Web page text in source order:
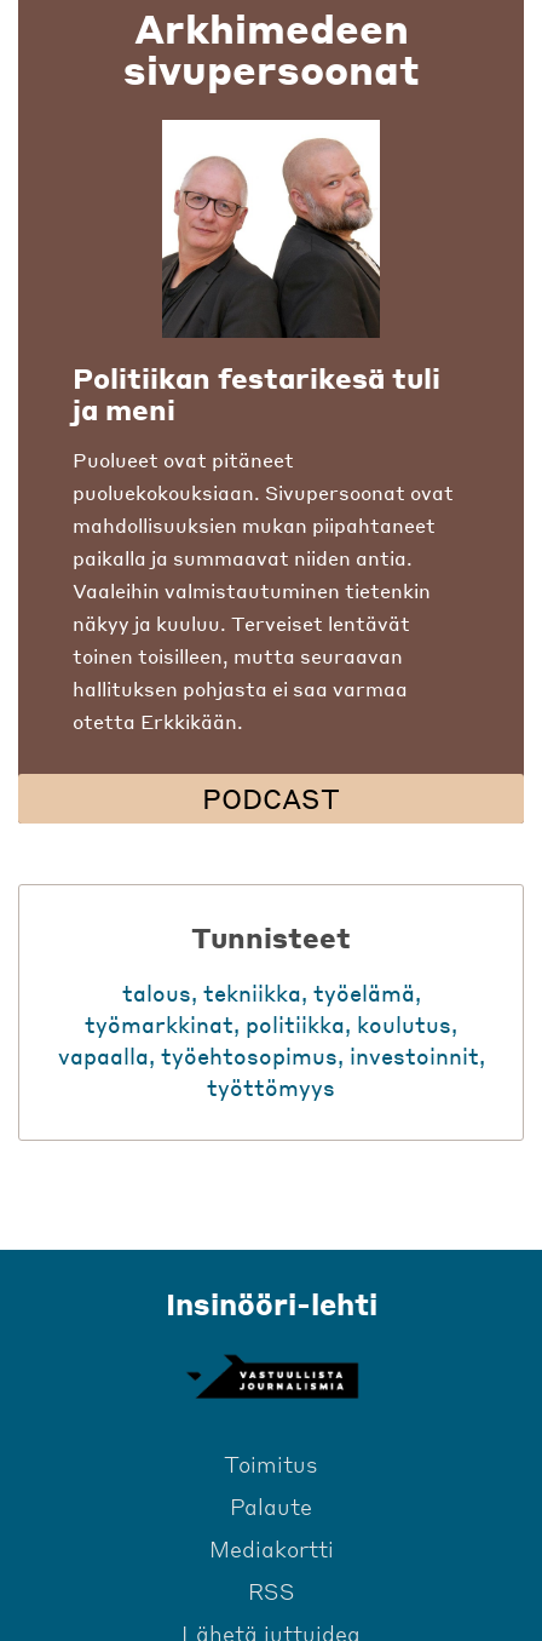
Arkhimedeen
sivupersoonat
Politiikan festarikesä tuli
ja meni
Puolueet ovat pitäneet
puoluekokouksiaan. Sivupersoonat ovat
mahdollisuuksien mukan piipahtaneet
paikalla ja summaavat niiden antia.
Vaaleihin valmistautuminen tietenkin
näkyy ja kuuluu. Terveiset lentävät
toinen toisilleen, mutta seuraavan
hallituksen pohjasta ei saa varmaa
otetta Erkkikään.
PODCAST
Tunnisteet
talous, tekniikka, työelämä,
työmarkkinat, politiikka, koulutus,
vapaalla, työehtosopimus, investoinnit,
työttömyys
Insinööri-lehti
Toimitus
Palaute
Mediakortti
RSS
Lähetä juttuidea